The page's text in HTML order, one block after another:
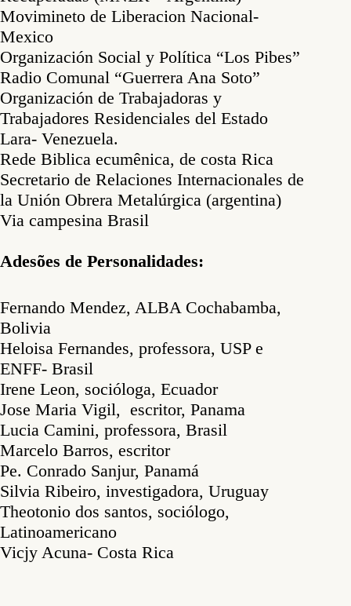
Movimineto de Liberacion Nacional-
Mexico
Organización Social y Política “Los Pibes”
Radio Comunal “Guerrera Ana Soto”
Organización de Trabajadoras y
Trabajadores Residenciales del Estado
Lara- Venezuela.
Rede Biblica ecumênica, de costa Rica
Secretario de Relaciones Internacionales de
la Unión Obrera Metalúrgica (argentina)
Via campesina Brasil
Adesões de Personalidades:
Fernando Mendez, ALBA Cochabamba,
Bolivia
Heloisa Fernandes, professora, USP e
ENFF- Brasil
Irene Leon, socióloga, Ecuador
Jose Maria Vigil, escritor, Panama
Lucia Camini, professora, Brasil
Marcelo Barros, escritor
Pe. Conrado Sanjur, Panamá
Silvia Ribeiro, investigadora, Uruguay
Theotonio dos santos, sociólogo,
Latinoamericano
Vicjy Acuna- Costa Rica